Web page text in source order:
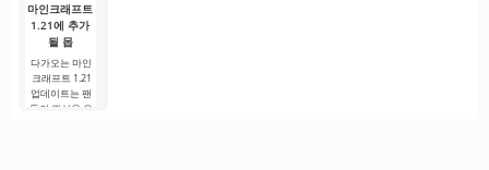
마인크래프트
1.21에 추가
될 몹
다가오는 마인
크래프트 1.21
업데이트는 팬
들의 관심을 유